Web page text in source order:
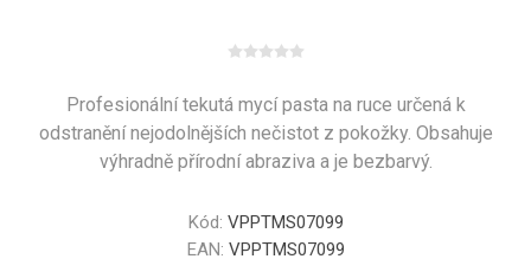
Profesionální tekutá mycí pasta na ruce určená k
odstranění nejodolnějších nečistot z pokožky. Obsahuje
výhradně přírodní abraziva a je bezbarvý.
Kód: VPPTMS07099
EAN: VPPTMS07099